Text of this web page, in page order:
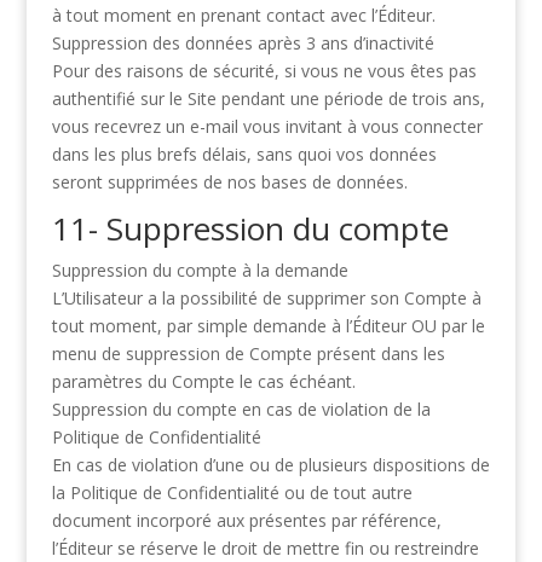
à tout moment en prenant contact avec l’Éditeur.
Suppression des données après 3 ans d’inactivité
Pour des raisons de sécurité, si vous ne vous êtes pas
authentifié sur le Site pendant une période de trois ans,
vous recevrez un e-mail vous invitant à vous connecter
dans les plus brefs délais, sans quoi vos données
seront supprimées de nos bases de données.
11- Suppression du compte
Suppression du compte à la demande
L’Utilisateur a la possibilité de supprimer son Compte à
tout moment, par simple demande à l’Éditeur OU par le
menu de suppression de Compte présent dans les
paramètres du Compte le cas échéant.
Suppression du compte en cas de violation de la
Politique de Confidentialité
En cas de violation d’une ou de plusieurs dispositions de
la Politique de Confidentialité ou de tout autre
document incorporé aux présentes par référence,
l’Éditeur se réserve le droit de mettre fin ou restreindre